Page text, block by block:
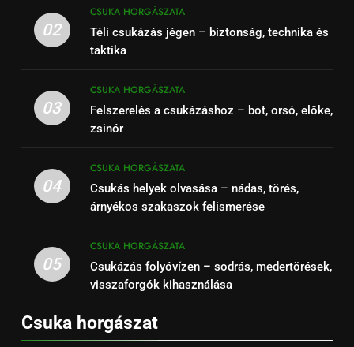
02
CSUKA HORGÁSZATA
Téli csukázás jégen – biztonság, technika és
taktika
03
CSUKA HORGÁSZATA
Felszerelés a csukázáshoz – bot, orsó, előke,
zsinór
04
CSUKA HORGÁSZATA
Csukás helyek olvasása – nádas, törés,
árnyékos szakaszok felismerése
05
CSUKA HORGÁSZATA
Csukázás folyóvízen – sodrás, medertörések,
visszaforgók kihasználása
Csuka horgászat